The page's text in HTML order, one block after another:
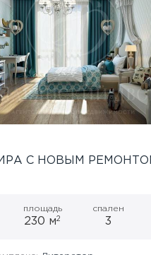
С НОВЫМ
площадь
230 м2
спален
3
показать ещё 24